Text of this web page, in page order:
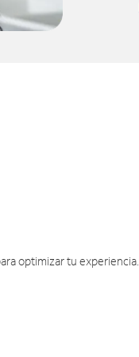
optimizar tu experiencia.